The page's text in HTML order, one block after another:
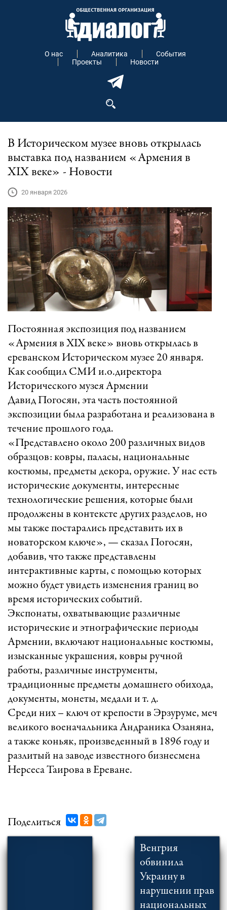
О нас Аналитика
События
Проекты
Новости
В Историческом музее вновь открылась
выставка под названием «Армения в
XIX веке» - Новости
20 января 2026
Постоянная экспозиция под названием
«Армения в XIX веке» вновь открылась в
ереванском Историческом музее 20 января.
Как сообщил СМИ и.о.директора
Исторического музея Армении
Давид Погосян, эта часть постоянной
экспозиции была разработана и реализована в
течение прошлого года.
«Представлено около 200 различных видов
образцов: ковры, паласы, национальные
костюмы, предметы декора, оружие. У нас есть
исторические документы, интересные
технологические решения, которые были
продолжены в контексте других разделов, но
мы также постарались представить их в
новаторском ключе», — сказал Погосян,
добавив, что также представлены
интерактивные карты, с помощью которых
можно будет увидеть изменения границ во
время исторических событий.
Экспонаты, охватывающие различные
исторические и этнографические периоды
Армении, включают национальные костюмы,
изысканные украшения, ковры ручной
работы, различные инструменты,
традиционные предметы домашнего обихода,
документы, монеты, медали и т. д.
Среди них – ключ от крепости в Эрзуруме, меч
великого военачальника Андраника Озаняна,
а также коньяк, произведенный в 1896 году и
разлитый на заводе известного бизнесмена
Нерсеса Таирова в Ереване.
Поделиться
Венгрия
обвинила
Украину в
нарушении прав
национальных